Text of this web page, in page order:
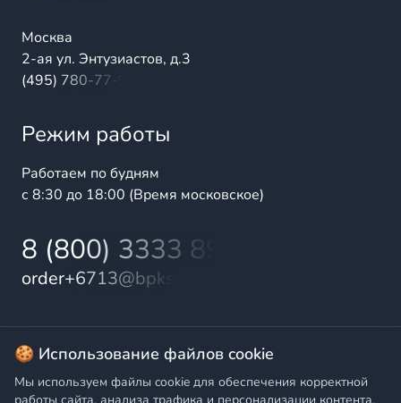
Москва
2-ая ул. Энтузиастов, д.3
(495) 780-77-98
Режим работы
Работаем по будням
с 8:30 до 18:00 (Время московское)
8 (800) 3333 899
order+6713@bpks.ru
© 2025 БалтПромКомплект — комплексные поставки
высококачественной продукции промышленного и
бытового назначения
🍪 Использование файлов cookie
Мы используем файлы cookie для обеспечения корректной